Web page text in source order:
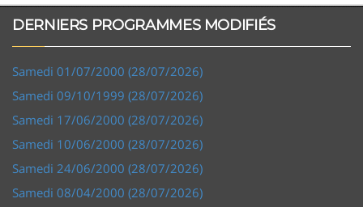
DERNIERS PROGRAMMES MODIFIÉS
Samedi 01/07/2000 (28/07/2026)
Samedi 09/10/1999 (28/07/2026)
Samedi 17/06/2000 (28/07/2026)
Samedi 10/06/2000 (28/07/2026)
Samedi 24/06/2000 (28/07/2026)
Samedi 08/04/2000 (28/07/2026)